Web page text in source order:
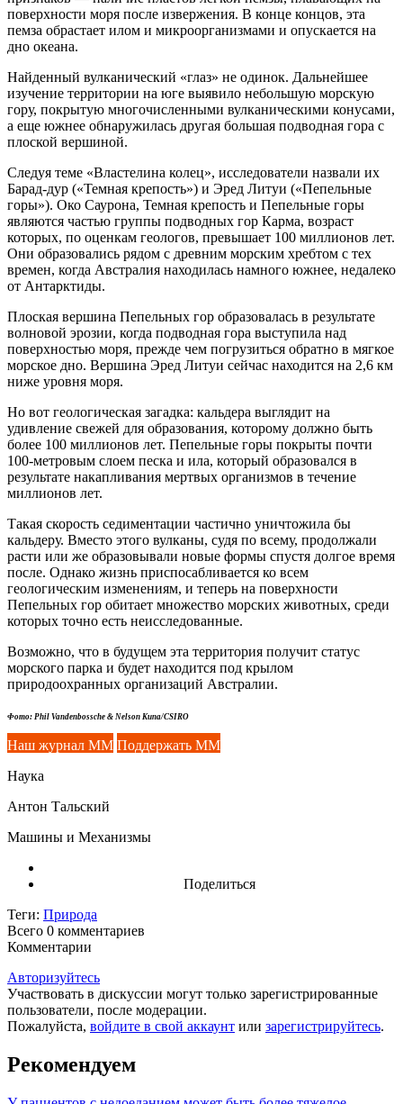
поверхности моря после извержения. В конце концов, эта
пемза обрастает илом и микроорганизмами и опускается на
дно океана.
Найденный вулканический «глаз» не одинок. Дальнейшее
изучение территории на юге выявило небольшую морскую
гору, покрытую многочисленными вулканическими конусами,
а еще южнее обнаружилась другая большая подводная гора с
плоской вершиной.
Следуя теме «Властелина колец», исследователи назвали их
Барад-дур («Темная крепость») и Эред Литуи («Пепельные
горы»). Око Саурона, Темная крепость и Пепельные горы
являются частью группы подводных гор Карма, возраст
которых, по оценкам геологов, превышает 100 миллионов лет.
Они образовались рядом с древним морским хребтом с тех
времен, когда Австралия находилась намного южнее, недалеко
от Антарктиды.
Плоская вершина Пепельных гор образовалась в результате
волновой эрозии, когда подводная гора выступила над
поверхностью моря, прежде чем погрузиться обратно в мягкое
морское дно. Вершина Эред Литуи сейчас находится на 2,6 км
ниже уровня моря.
Но вот геологическая загадка: кальдера выглядит на
удивление свежей для образования, которому должно быть
более 100 миллионов лет. Пепельные горы покрыты почти
100-метровым слоем песка и ила, который образовался в
результате накапливания мертвых организмов в течение
миллионов лет.
Такая скорость седиментации частично уничтожила бы
кальдеру. Вместо этого вулканы, судя по всему, продолжали
расти или же образовывали новые формы спустя долгое время
после. Однако жизнь приспосабливается ко всем
геологическим изменениям, и теперь на поверхности
Пепельных гор обитает множество морских животных, среди
которых точно есть неисследованные.
Возможно, что в будущем эта территория получит статус
морского парка и будет находится под крылом
природоохранных организаций Австралии.
Фото: Phil Vandenbossche & Nelson Kuna/CSIRO
Наш журнал ММ Поддержать ММ
Наука
Антон Тальский
Машины и Механизмы
Поделиться
Теги: Природа
Всего 0 комментариев
Комментарии
Авторизуйтесь
Участвовать в дискуссии могут только зарегистрированные
пользователи, после модерации.
Пожалуйста, войдите в свой аккаунт или зарегистрируйтесь.
Рекомендуем